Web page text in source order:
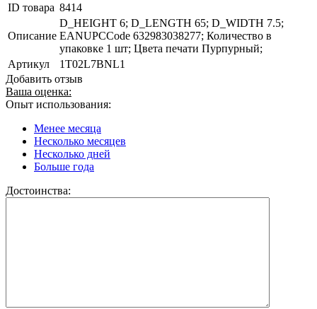
ID товара 8414
Описание
D_HEIGHT 6; D_LENGTH 65; D_WIDTH 7.5;
EANUPCCode 632983038277; Количество в
упаковке 1 шт; Цвета печати Пурпурный;
Артикул
1T02L7BNL1
Добавить отзыв
Ваша оценка:
Опыт использования:
Менее месяца
Несколько месяцев
Несколько дней
Больше года
Достоинства: